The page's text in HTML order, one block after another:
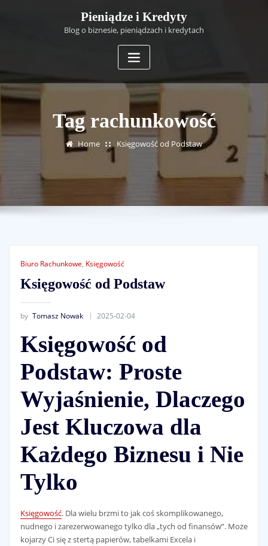
Pieniądze i Kredyty
Blog o biznesie, pieniądzach i kredytach
Tag rachunkowość
Home Księgowość od Podstaw
Biuro Rachunkowe, Księgowość
Księgowość od Podstaw
by Tomasz Nowak 2025-02-04
Księgowość od
Podstaw: Proste
Wyjaśnienie, Dlaczego
Jest Kluczowa dla
Każdego Biznesu i Nie
Tylko
Księgowość. Dla wielu brzmi to jak coś skomplikowanego,
nudnego i zarezerwowanego tylko dla „tych od finansów”. Może
kojarzy Ci się z stertą papierów, tabelkami Excela i